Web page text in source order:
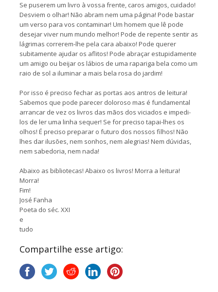
Se puserem um livro à vossa frente, caros amigos, cuidado!
Desviem o olhar! Não abram nem uma página! Pode bastar
um verso para vos contaminar! Um homem que lê pode
desejar viver num mundo melhor! Pode de repente sentir as
lágrimas correrem-lhe pela cara abaixo! Pode querer
subitamente ajudar os aflitos! Pode abraçar estupidamente
um amigo ou beijar os lábios de uma rapariga bela como um
raio de sol a iluminar a mais bela rosa do jardim!
Por isso é preciso fechar as portas aos antros de leitura!
Sabemos que pode parecer doloroso mas é fundamental
arrancar de vez os livros das mãos dos viciados e impedi-
los de ler uma linha sequer! Se for preciso tapai-lhes os
olhos! É preciso preparar o futuro dos nossos filhos! Não
lhes dar ilusões, nem sonhos, nem alegrias! Nem dúvidas,
nem sabedoria, nem nada!
Abaixo as bibliotecas! Abaixo os livros! Morra a leitura!
Morra!
Fim!
José Fanha
Poeta do séc. XXI
e
tudo
Compartilhe esse artigo: